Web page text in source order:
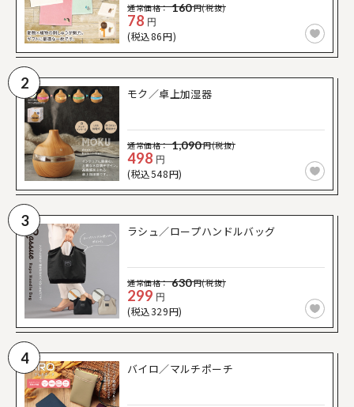
通常価格： 160円(税抜)
78 円
(税込86円)
2
モク／卓上加湿器
通常価格： 1,090円(税抜)
498 円
(税込548円)
3
ラシュ／ロープハンドルバッグ
通常価格： 630円(税抜)
299 円
(税込329円)
4
バイロ／マルチポーチ